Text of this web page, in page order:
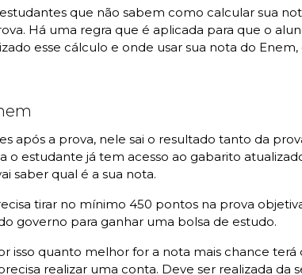
que não sabem como calcular sua
Há uma regra que é aplicada para que o
esse cálculo e onde usar sua nota do Enem
após a prova, nele sai o resultado tanto da
o estudante já tem acesso ao gabarito
saber qual é a sua nota.
tirar no mínimo 450 pontos na prova
governo para ganhar uma bolsa de estudo.
isso quanto melhor for a nota mais chance terá
realizar uma conta. Deve ser realizada da